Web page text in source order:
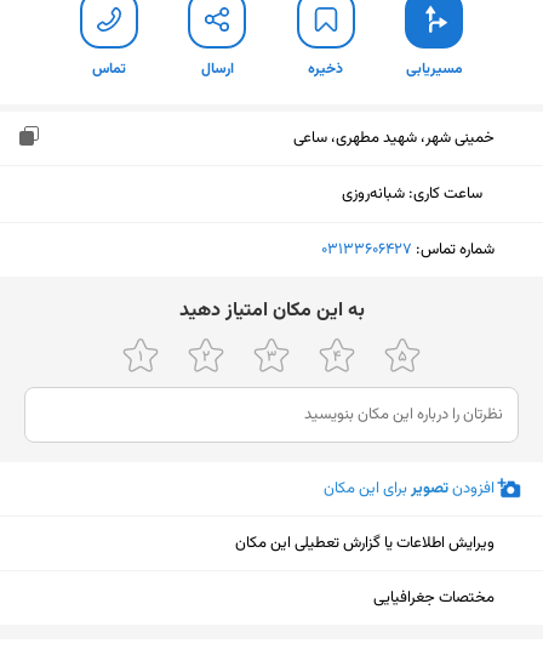
مسیریابی ذخیره ارسال تماس
خمینی شهر، شهید مطهری، ساعی
ساعت کاری: شبانه‌روزی
شماره تماس: ‎03133606427
ﺑﻪ اﯾﻦ ﻣﮑﺎن اﻣﺘﯿﺎز دﻫﯿﺪ
افزودنتصویربرای این مکان
ویرایش اطلاعات یا گزارش تعطیلی این مکان
مختصات جغرافیایی